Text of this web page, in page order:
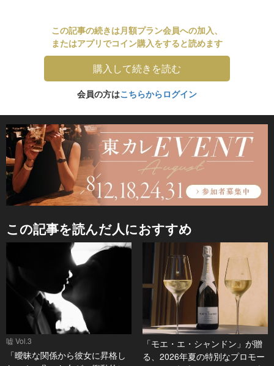
この記事の続きは月額プラン会員への加入、
またはアプリでコイン購入をすると読めます
購入して続きを読む
会員の方はこちらからログイン
この記事を読んだ人におすすめ
嘘 Vol.3
「曖昧な関係から彼女に昇格し
「モエ・エ・シャンドン」が贈
る、2026年夏の特別なプロモー